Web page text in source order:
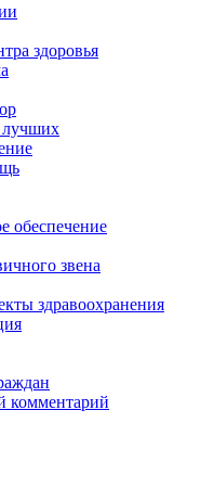
здоровья
лучших
обеспечение
звена
здравоохранения
комментарий